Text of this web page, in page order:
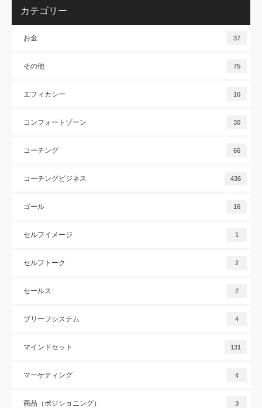
カテゴリー
お金 37
その他 75
エフィカシー 16
コンフォートゾーン 30
コーチング 66
コーチングビジネス 436
ゴール 16
セルフイメージ 1
セルフトーク 2
セールス 2
ブリーフシステム 4
マインドセット 131
マーケティング 4
商品（ポジショニング） 3